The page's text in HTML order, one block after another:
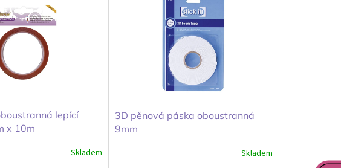
lepící
x 10m
Skladem
3D pěnová páska oboustranná
9mm
Skladem